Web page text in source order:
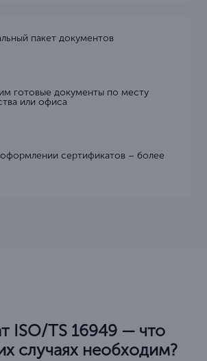
пакет документов
готовые документы по месту
или офиса
сертификатов – более
ISO/TS 16949 — что
случаях необходим?